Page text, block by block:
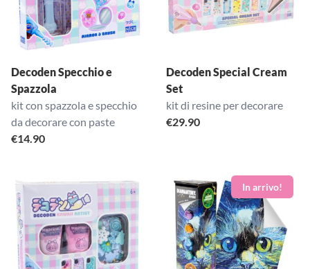
Decoden Specchio e
Spazzola
kit con spazzola e specchio
da decorare con paste
€14.90
Decoden Special Cream
Set
kit di resine per decorare
€29.90